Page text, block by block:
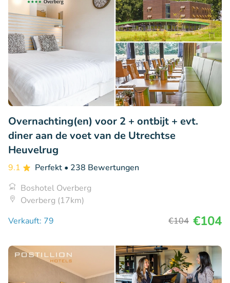
Overnachting(en) voor 2 + ontbijt + evt.
diner aan de voet van de Utrechtse
Heuvelrug
9.1 Perfekt • 238 Bewertungen
Boshotel Overberg
Overberg (17km)
Verkauft: 79
€104 €104